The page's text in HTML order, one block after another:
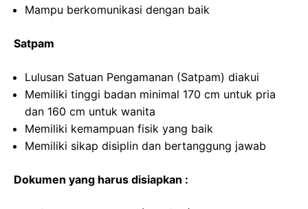
Mampu berkomunikasi dengan baik
Satpam
Lulusan Satuan Pengamanan (Satpam) diakui
Memiliki tinggi badan minimal 170 cm untuk pria
dan 160 cm untuk wanita
Memiliki kemampuan fisik yang baik
Memiliki sikap disiplin dan bertanggung jawab
Dokumen yang harus disiapkan :